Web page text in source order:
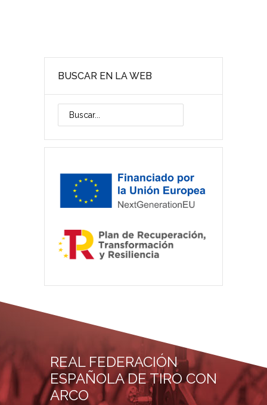
BUSCAR EN LA WEB
REAL FEDERACIÓN
ESPAÑOLA DE TIRO CON
ARCO